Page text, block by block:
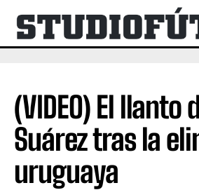
(VIDEO) El llanto
Suárez tras la
uruguaya